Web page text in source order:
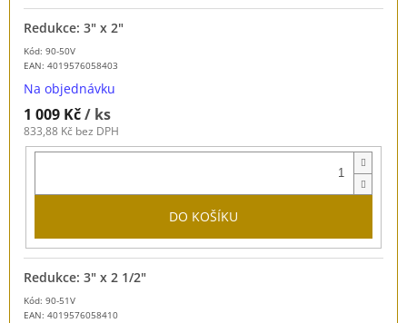
Kód: 90-50V
EAN: 4019576058403
Redukce: 3" x 2"
Na objednávku
1 009 Kč/ ks
833,88 Kč bez DPH
DO KOŠÍKU
Kód: 90-51V
EAN: 4019576058410
Redukce: 3" x 2 1/2"